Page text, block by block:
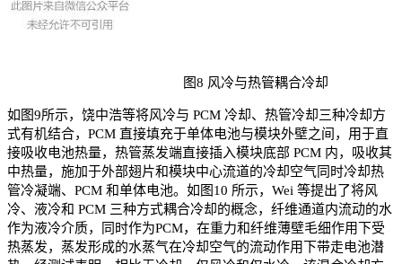
图8 风冷与热管耦合冷却
如图9所示，饶中浩等将风冷与 PCM 冷却、热管冷却三种冷却方
式有机结合，PCM 直接填充于单体电池与模块外壁之间，用于直
接吸收电池热量，热管蒸发端直接插入模块底部 PCM 内，吸收其
中热量，施加于外部翅片和模块中心流道的冷却空气同时冷却热
管冷凝端、PCM 和单体电池。如图10 所示，Wei 等提出了将风
冷、液冷和 PCM 三种方式耦合冷却的概念，纤维通道内流动的水
作为液冷介质，同时作为PCM，在重力和纤维薄壁毛细作用下受
热蒸发，蒸发形成的水蒸气在冷却空气的流动作用下带走电池潜